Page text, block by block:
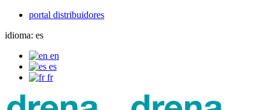
portal distribuidores
idioma: es
en
es
fr